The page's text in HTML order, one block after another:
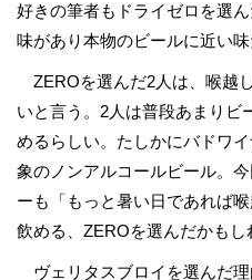
好きの筆者もドライゼロを選
味があり本物のビールに近い味
ZEROを選んだ2人は、喉越
いと言う。2人は普段あまりビ
めるらしい。たしかにバドワ
象のノンアルコールビール。
ーも「もっと暑い日であれば
飲める、ZEROを選んだかもし
ヴェリタスブロイを選んだ